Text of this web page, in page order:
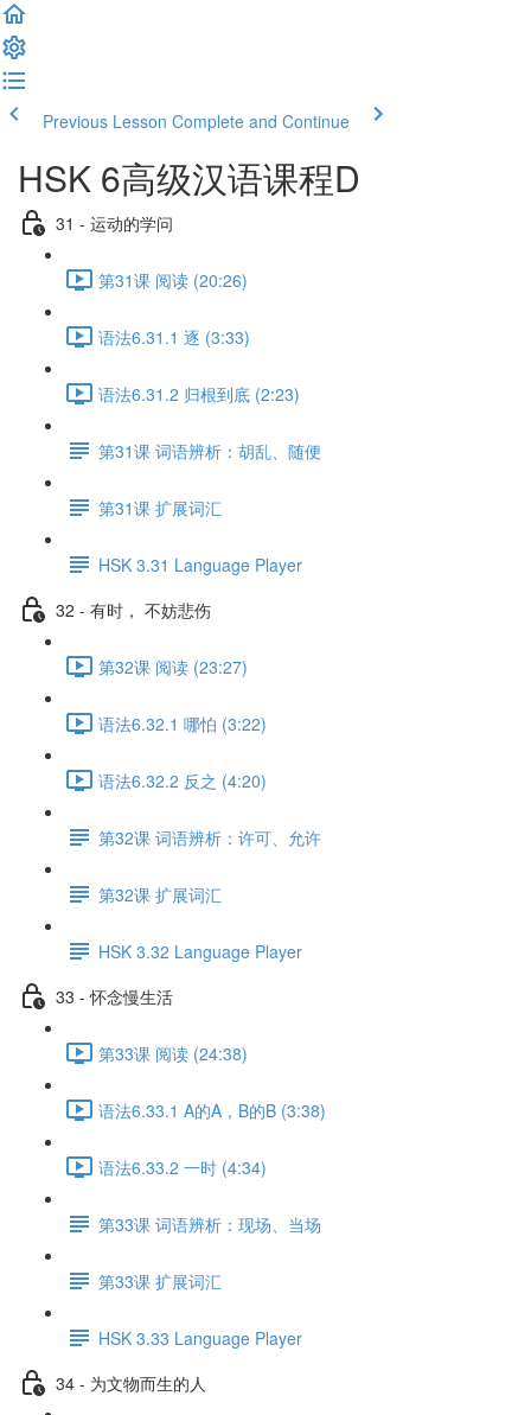
Previous Lesson Complete and Continue
HSK 6高级汉语课程D
31 - 运动的学问
第31课 阅读 (20:26)
语法6.31.1 逐 (3:33)
语法6.31.2 归根到底 (2:23)
第31课 词语辨析：胡乱、随便
第31课 扩展词汇
HSK 3.31 Language Player
32 - 有时， 不妨悲伤
第32课 阅读 (23:27)
语法6.32.1 哪怕 (3:22)
语法6.32.2 反之 (4:20)
第32课 词语辨析：许可、允许
第32课 扩展词汇
HSK 3.32 Language Player
33 - 怀念慢生活
第33课 阅读 (24:38)
语法6.33.1 A的A，B的B (3:38)
语法6.33.2 一时 (4:34)
第33课 词语辨析：现场、当场
第33课 扩展词汇
HSK 3.33 Language Player
34 - 为文物而生的人